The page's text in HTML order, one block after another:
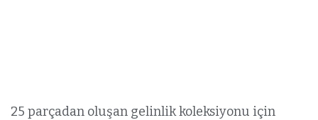
25 parçadan oluşan gelinlik koleksiyonu için